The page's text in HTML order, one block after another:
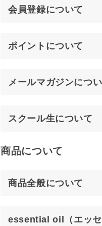
会員登録について
ポイントについて
メールマガジンにつ
スクール生について
商品について
商品全般について
essential oil（エッセ